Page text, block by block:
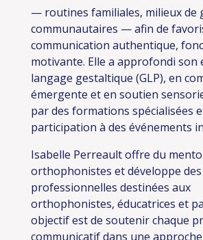
— routines familiales, milieux de
communautaires — afin de
communication authentique,
motivante. Elle a approfondi son
langage gestaltique (GLP), en
émergente et en soutien
par des formations spécialisées
participation à des événements
Isabelle Perreault offre du
orthophonistes et développe
professionnelles destinées aux
orthophonistes, éducatrices et
objectif est de soutenir chaque
communicatif dans une approche